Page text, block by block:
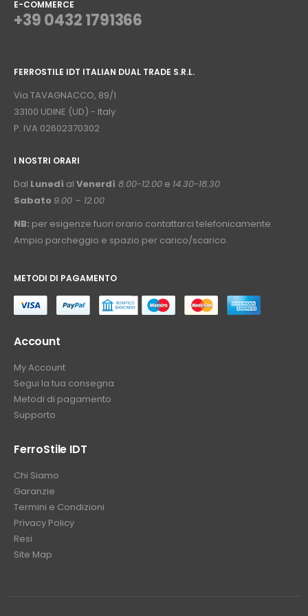
E-COMMERCE
+39 0432 1791366
FERROSTILE IDT ITALIAN DUAL TRADE S.R.L.
Via TAVAGNACCO, 89/1
33100 UDINE (UD) - Italy
P. IVA 02602370302
I NOSTRI ORARI
Dal Lunedì al Venerdì 8.00-12.00 e 14.30-18.30
Sabato 9.00 – 12.00
NB: per esigenze fuori orario contattarci telefonicamente.
Ampio parcheggio e spazio per carico/scarico.
METODI DI PAGAMENTO
Account
My Account
Segui la tua consegna
Metodi di pagamento
Supporto
FerroStile IDT
Chi Siamo
Garanzie
Termini e Condizioni
Privacy Policy
Resi
Site Map